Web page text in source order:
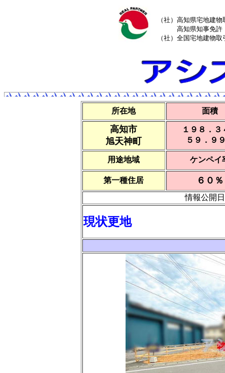
（社）高知県宅地建
高知県知事免許（
（社）全国宅地建物
所在地 面積
高知市
旭天神町
１９８．３
５９．９
用途地域 ケンペイ
第一種住居 ６０％
情報公開
現状更地